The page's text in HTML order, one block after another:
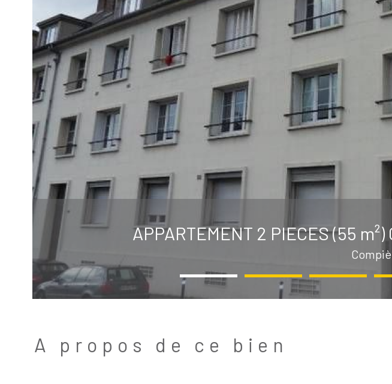
APPARTEMENT 2 PIECES (55
A propos de ce bien